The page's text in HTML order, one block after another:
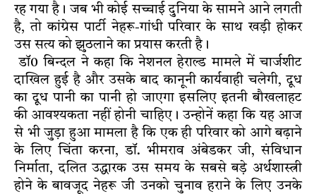
रह गया है। जब भी कोई सच्चाई दुनिया के सामने आने लगती
है, तो कांग्रेस पार्टी नेहरू-गांधी परिवार के साथ खड़ी होकर
उस सत्य को झुठलाने का प्रयास करती है।
डाॅ0 बिन्दल ने कहा कि नेशनल हेराल्ड मामले में चार्जशीट
दाखिल हुई है और उसके बाद कानूनी कार्यवाही चलेगी, दूध
का दूध पानी का पानी हो जाएगा इसलिए इतनी बौखलाहट
की आवश्यकता नहीं होनी चाहिए। उन्होनें कहा कि यह आज
से भी जुड़ा हुआ मामला है कि एक ही परिवार को आगे बढ़ाने
के लिए चिंता करना, डाॅ. भीमराव अंबेडकर जी, संविधान
निर्माता, दलित उद्धारक उस समय के सबसे बड़े अर्थशास्त्री
होने के बावजूद नेहरू जी उनको चुनाव हराने के लिए उनके